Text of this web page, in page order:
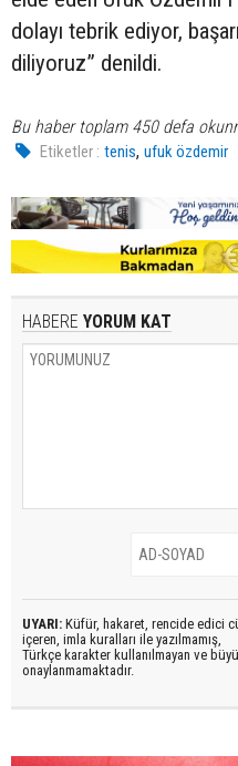
dolayı tebrik ediyor,
diliyoruz” denildi.
Bu haber toplam 450 defa
Etiketler : tenis,ufuk özdemir
HABERE YORUM KAT
UYARI: Küfür, hakaret, rencide edici
içeren, imla kuralları ile yazılmamış,
Türkçe karakter kullanılmayan ve
onaylanmamaktadır.